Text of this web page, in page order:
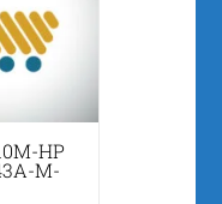
HP
M-